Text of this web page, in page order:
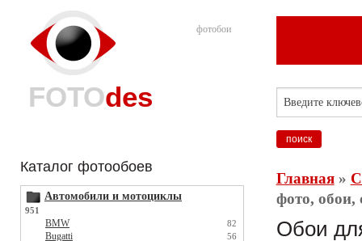
фотобои
FOTOdes
Каталог фотообоев
Автомобили и мотоциклы
951
BMW 82
Bugatti 56
Главная»
фото, обои,
Обои